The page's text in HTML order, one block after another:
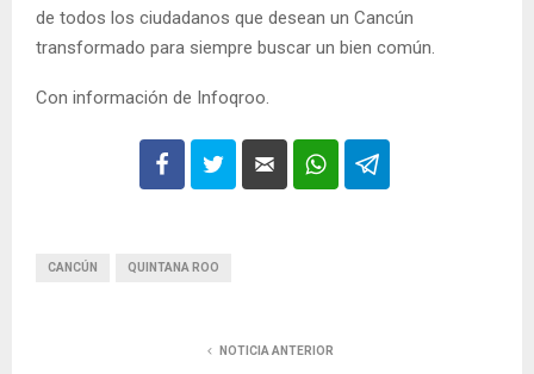
de todos los ciudadanos que desean un Cancún
transformado para siempre buscar un bien común.
Con información de Infoqroo.
CANCÚN QUINTANA ROO
NOTICIA ANTERIOR